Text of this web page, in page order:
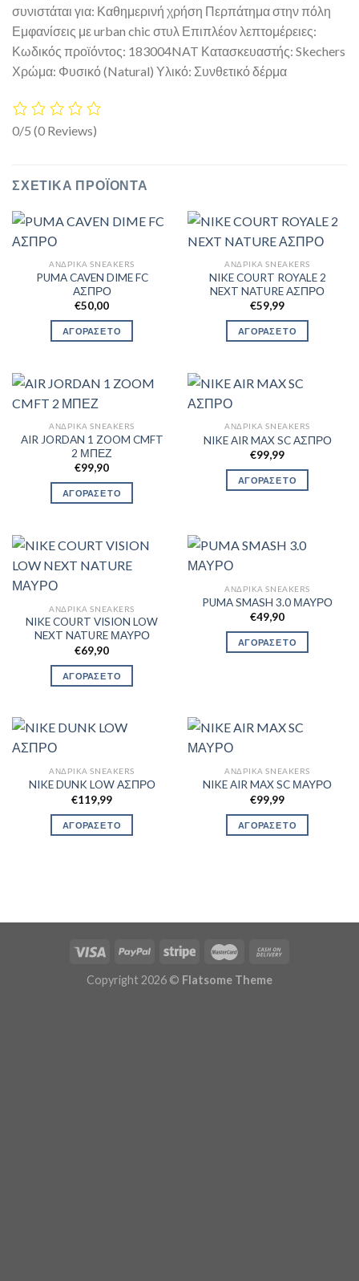
συνιστάται για: Καθημερινή χρήση Περπάτημα στην πόλη
Εμφανίσεις με urban chic στυλ Επιπλέον λεπτομέρειες:
Κωδικός προϊόντος: 183004NAT Κατασκευαστής: Skechers
Χρώμα: Φυσικό (Natural) Υλικό: Συνθετικό δέρμα
0/5 (0 Reviews)
ΣΧΕΤΙΚΆ ΠΡΟΪΌΝΤΑ
ΑΝΔΡΙΚΆ SNEAKERS
PUMA CAVEN DIME FC
ΑΣΠΡΟ
€50,00
ΑΓΟΡΑΣΕ ΤΟ
ΑΝΔΡΙΚΆ SNEAKERS
NIKE COURT ROYALE 2
NEXT NATURE ΑΣΠΡΟ
€59,99
ΑΓΟΡΑΣΕ ΤΟ
ΑΝΔΡΙΚΆ SNEAKERS
AIR JORDAN 1 ZOOM CMFT
2 ΜΠΕΖ
€99,90
ΑΓΟΡΑΣΕ ΤΟ
ΑΝΔΡΙΚΆ SNEAKERS
NIKE AIR MAX SC ΑΣΠΡΟ
€99,99
ΑΓΟΡΑΣΕ ΤΟ
ΑΝΔΡΙΚΆ SNEAKERS
NIKE COURT VISION LOW
NEXT NATURE ΜΑΥΡΟ
€69,90
ΑΓΟΡΑΣΕ ΤΟ
ΑΝΔΡΙΚΆ SNEAKERS
PUMA SMASH 3.0 ΜΑΥΡΟ
€49,90
ΑΓΟΡΑΣΕ ΤΟ
ΑΝΔΡΙΚΆ SNEAKERS
NIKE DUNK LOW ΑΣΠΡΟ
€119,99
ΑΓΟΡΑΣΕ ΤΟ
ΑΝΔΡΙΚΆ SNEAKERS
NIKE AIR MAX SC ΜΑΥΡΟ
€99,99
ΑΓΟΡΑΣΕ ΤΟ
Copyright 2026 © Flatsome Theme